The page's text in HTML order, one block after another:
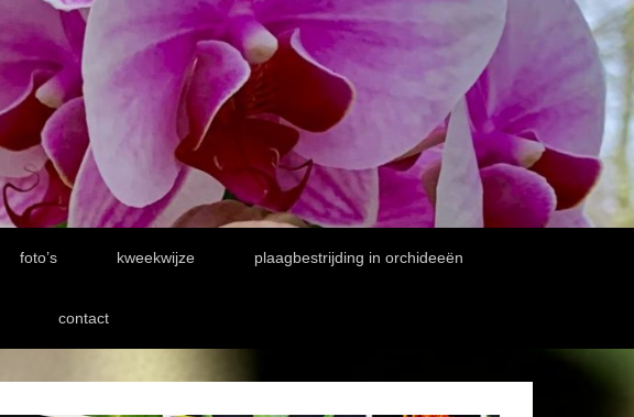
foto’s kweekwijze plaagbestrijding in orchideeën
contact